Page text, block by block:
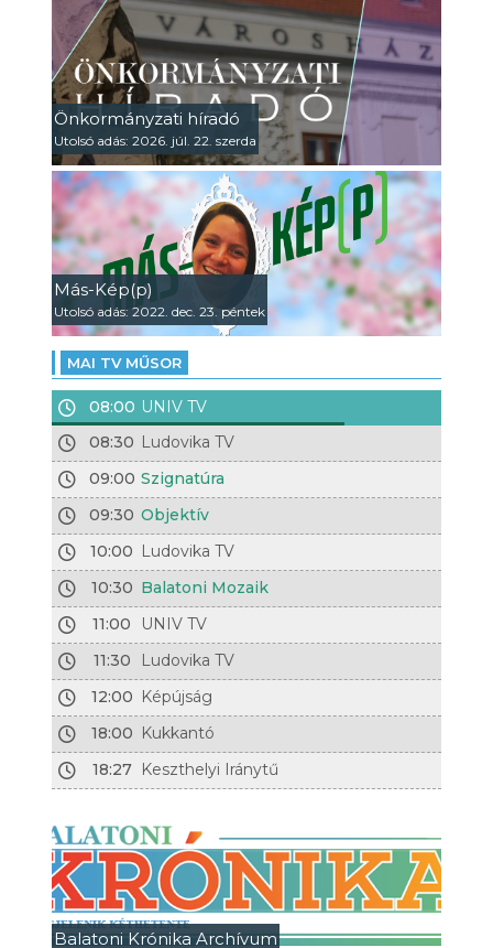
Önkormányzati híradó
Utolsó adás: 2026. júl. 22. szerda
Más-Kép(p)
Utolsó adás: 2022. dec. 23. péntek
MAI TV MŰSOR
08:00 UNIV TV
08:30 Ludovika TV
09:00 Szignatúra
09:30 Objektív
10:00 Ludovika TV
10:30 Balatoni Mozaik
11:00
UNIV TV
11:30
Ludovika TV
12:00 Képújság
18:00 Kukkantó
18:27 Keszthelyi Iránytű
Balatoni Krónika Archívum